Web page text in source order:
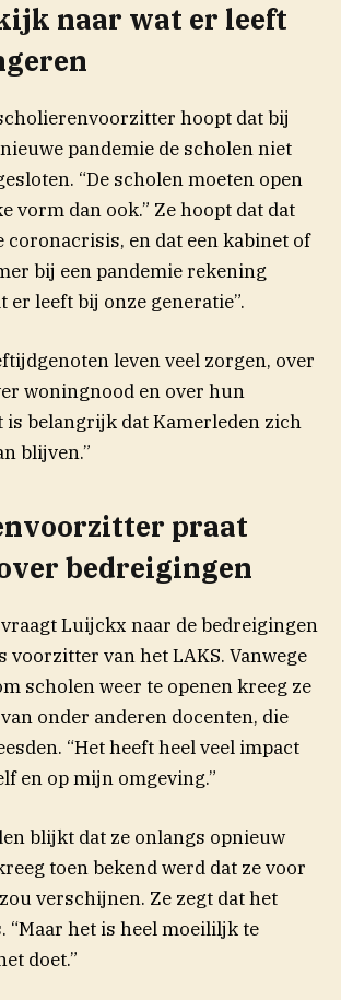
naar wat er leeft
hoopt dat bij
pandemie de scholen niet
“De scholen moeten open
vorm dan ook.” Ze hoopt dat dat
coronacrisis, en dat een kabinet of
bij een pandemie rekening
er leeft bij onze generatie”.
leven veel zorgen, over
woningnood en over hun
is belangrijk dat Kamerleden zich
blijven.”
praat
bedreigingen
Luijckx naar de bedreigingen
voorzitter van het LAKS. Vanwege
scholen weer te openen kreeg ze
onder anderen docenten, die
“Het heeft heel veel impact
en op mijn omgeving.”
blijkt dat ze onlangs opnieuw
toen bekend werd dat ze voor
verschijnen. Ze zegt dat het
“Maar het is heel moeililjk te
doet.”